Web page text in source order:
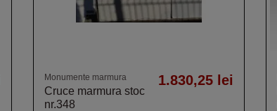
Monumente marmura
Cruce marmura stoc
nr.348
1.830,25 lei